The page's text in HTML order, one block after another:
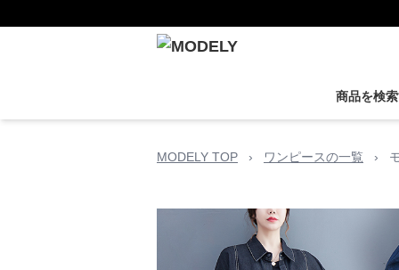
商品を検
MODELY TOP › ワンピースの一覧 ›